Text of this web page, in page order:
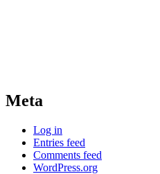
Meta
Log in
Entries feed
Comments feed
WordPress.org